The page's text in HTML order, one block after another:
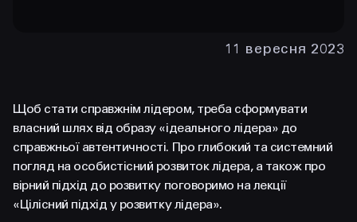
hello@prjctr.com
INSTAGRAM TELEGRAM YOUTUBE
FACEBOOK LINKEDIN
11 вересня 2023
Щоб стати справжнім лідером, треба сформувати
власний шлях від образу «ідеального лідера» до
справжньої автентичності. Про глибокий та системний
погляд на особистісний розвиток лідера, а також про
вірний підхід до розвитку поговоримо на лекції
«Цілісний підхід у розвитку лідера».